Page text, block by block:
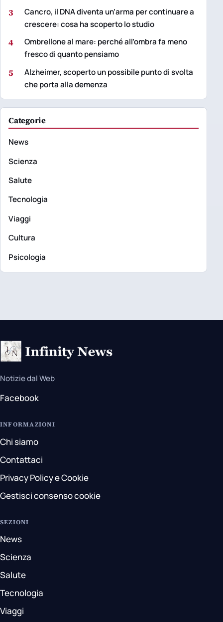
3
Cancro, il DNA diventa un’arma per continuare a
crescere: cosa ha scoperto lo studio
4
Ombrellone al mare: perché all’ombra fa meno
fresco di quanto pensiamo
5
Alzheimer, scoperto un possibile punto di svolta
che porta alla demenza
Categorie
News
Scienza
Salute
Tecnologia
Viaggi
Cultura
Psicologia
Notizie dal Web
Facebook
INFORMAZIONI
Chi siamo
Contattaci
Privacy Policy e Cookie
Gestisci consenso cookie
SEZIONI
News
Scienza
Salute
Tecnologia
Viaggi